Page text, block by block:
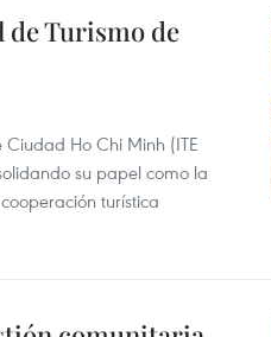
de Turismo de
Ho Chi Minh (ITE
su papel como la
turística